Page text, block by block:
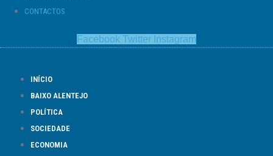
CONTACTOS
Facebook Twitter Instagram
INÍCIO
BAIXO ALENTEJO
POLÍTICA
SOCIEDADE
ECONOMIA